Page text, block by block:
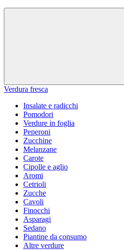
Verdura fresca
Insalate e radicchi
Pomodori
Verdure in foglia
Peperoni
Zucchine
Melanzane
Carote
Cipolle e aglio
Aromi
Cetrioli
Zucche
Cavoli
Finocchi
Asparagi
Sedano
Piantine da consumo
Altre verdure